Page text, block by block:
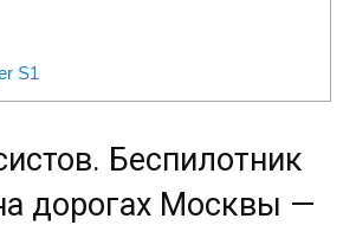
S1
Беспилотник
дорогах Москвы —